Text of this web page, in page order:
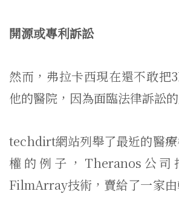
開源或專利訴訟
然而，弗拉卡西現在還不敢把
他的醫院，因為面臨法律訴訟的
techdirt網站列舉了最近的醫
權的例子，Theranos公司
FilmArray技術，賣給了一家